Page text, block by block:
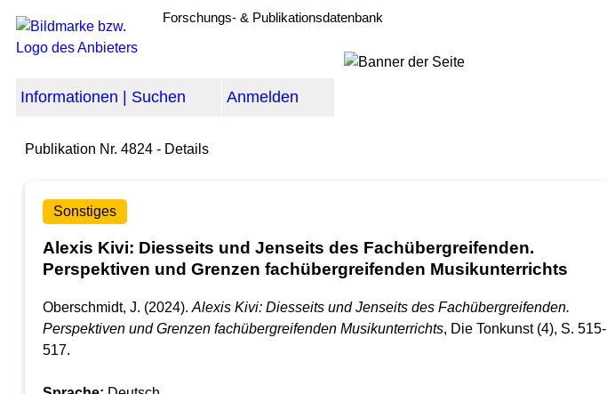
Forschungs- & Publikationsdatenbank
Informationen | Suchen Anmelden
Publikation Nr. 4824 - Details
Sonstiges
Alexis Kivi: Diesseits und Jenseits des Fachübergreifenden.
Perspektiven und Grenzen fachübergreifenden Musikunterrichts
Oberschmidt, J. (2024). Alexis Kivi: Diesseits und Jenseits des Fachübergreifenden.
Perspektiven und Grenzen fachübergreifenden Musikunterrichts, Die Tonkunst (4), S. 515-
517.